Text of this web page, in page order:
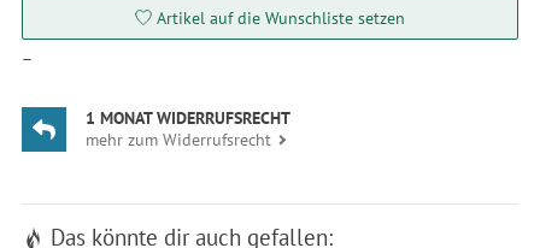
Artikel auf die Wunschliste setzen
—
1 MONAT WIDERRUFSRECHT
mehr zum Widerrufsrecht
Das könnte dir auch gefallen: